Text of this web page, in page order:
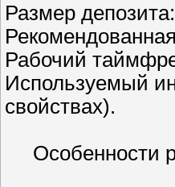
Размер
Рабочий
Используемый
свойствах).
Особенности